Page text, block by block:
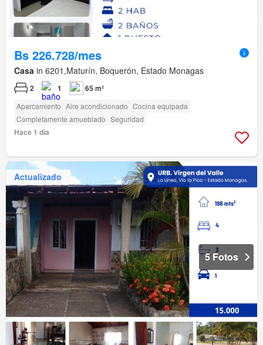
Bs 226.728/mes
Casa in 6201,Maturín, Boquerón, Estado Monagas
2 1 65 m²
Aparcamiento Aire acondicionado Cocina equipada
Completamente amueblado Seguridad
Hace 1 día
Actualizado
5 Fotos